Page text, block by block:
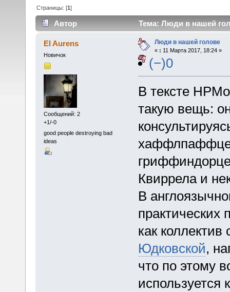
Страницы: [1]
Автор Тема: Люди в нашей
El Aurens
Новичок
Сообщений: 2
+1/-0
good people destroying bad
ideas
Люди в нашей голове
« : 11 Марта 2017, 18:24 »
(−)0
В тексте
такую вещь:
Квиррела и
В
практических
как
Юдковской,
что по этому
используется